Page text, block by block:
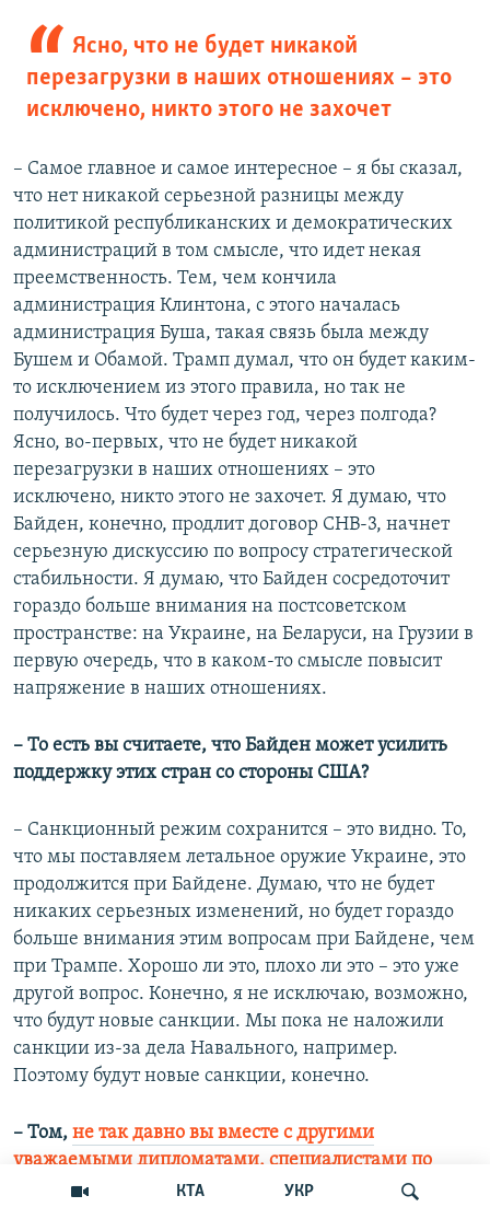
КТА УКР
Ясно, что не будет никакой
перезагрузки в наших отношениях – это
исключено, никто этого не захочет
– Самое главное и самое интересное – я бы сказал,
что нет никакой серьезной разницы между
политикой республиканских и демократических
администраций в том смысле, что идет некая
преемственность. Тем, чем кончила
администрация Клинтона, с этого началась
администрация Буша, такая связь была между
Бушем и Обамой. Трамп думал, что он будет каким-
то исключением из этого правила, но так не
получилось. Что будет через год, через полгода?
Ясно, во-первых, что не будет никакой
перезагрузки в наших отношениях – это
исключено, никто этого не захочет. Я думаю, что
Байден, конечно, продлит договор СНВ-3, начнет
серьезную дискуссию по вопросу стратегической
стабильности. Я думаю, что Байден сосредоточит
гораздо больше внимания на постсоветском
пространстве: на Украине, на Беларуси, на Грузии в
первую очередь, что в каком-то смысле повысит
напряжение в наших отношениях.
– То есть вы считаете, что Байден может усилить
поддержку этих стран со стороны США?
– Санкционный режим сохранится – это видно. То,
что мы поставляем летальное оружие Украине, это
продолжится при Байдене. Думаю, что не будет
никаких серьезных изменений, но будет гораздо
больше внимания этим вопросам при Байдене, чем
при Трампе. Хорошо ли это, плохо ли это – это уже
другой вопрос. Конечно, я не исключаю, возможно,
что будут новые санкции. Мы пока не наложили
санкции из-за дела Навального, например.
Поэтому будут новые санкции, конечно.
– Том, не так давно вы вместе с другими
уважаемыми дипломатами, специалистами по
России, опубликовали открытое письмо
, я так